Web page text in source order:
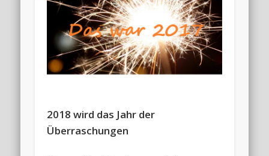
2018 wird das Jahr der
Überraschungen